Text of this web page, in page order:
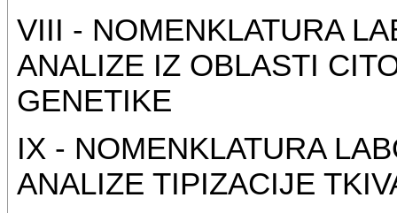
VIII - NOMENKLATURA
ANALIZE IZ OBLASTI
GENETIKE
IX - NOMENKLATURA
ANALIZE TIPIZACIJE